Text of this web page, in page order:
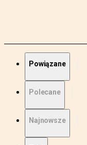
Powiązane
Polecane
Najnowsze